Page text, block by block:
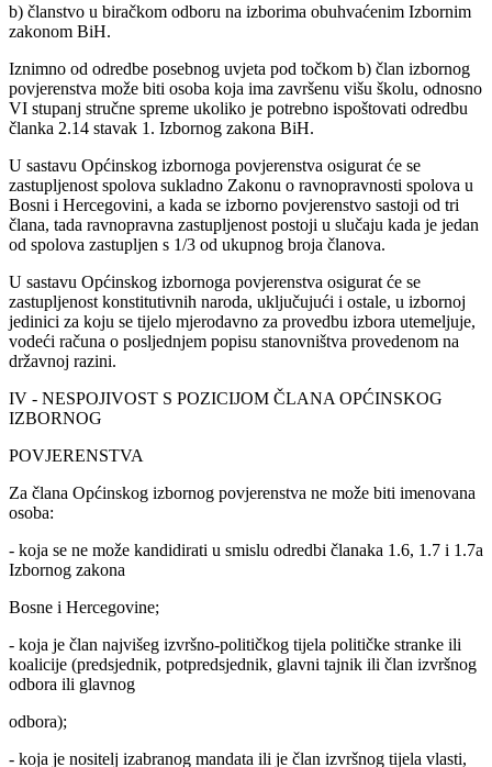
b) članstvo u biračkom odboru na izborima obuhvaćenim Izbornim
zakonom BiH.
Iznimno od odredbe posebnog uvjeta pod točkom b) član izbornog
povjerenstva može biti osoba koja ima završenu višu školu, odnosno
VI stupanj stručne spreme ukoliko je potrebno ispoštovati odredbu
članka 2.14 stavak 1. Izbornog zakona BiH.
U sastavu Općinskog izbornoga povjerenstva osigurat će se
zastupljenost spolova sukladno Zakonu o ravnopravnosti spolova u
Bosni i Hercegovini, a kada se izborno povjerenstvo sastoji od tri
člana, tada ravnopravna zastupljenost postoji u slučaju kada je jedan
od spolova zastupljen s 1/3 od ukupnog broja članova.
U sastavu Općinskog izbornoga povjerenstva osigurat će se
zastupljenost konstitutivnih naroda, uključujući i ostale, u izbornoj
jedinici za koju se tijelo mjerodavno za provedbu izbora utemeljuje,
vodeći računa o posljednjem popisu stanovništva provedenom na
državnoj razini.
IV - NESPOJIVOST S POZICIJOM ČLANA OPĆINSKOG
IZBORNOG
POVJERENSTVA
Za člana Općinskog izbornog povjerenstva ne može biti imenovana
osoba:
- koja se ne može kandidirati u smislu odredbi članaka 1.6, 1.7 i 1.7a
Izbornog zakona
Bosne i Hercegovine;
- koja je član najvišeg izvršno-političkog tijela političke stranke ili
koalicije (predsjednik, potpredsjednik, glavni tajnik ili član izvršnog
odbora ili glavnog
odbora);
- koja je nositelj izabranog mandata ili je član izvršnog tijela vlasti,